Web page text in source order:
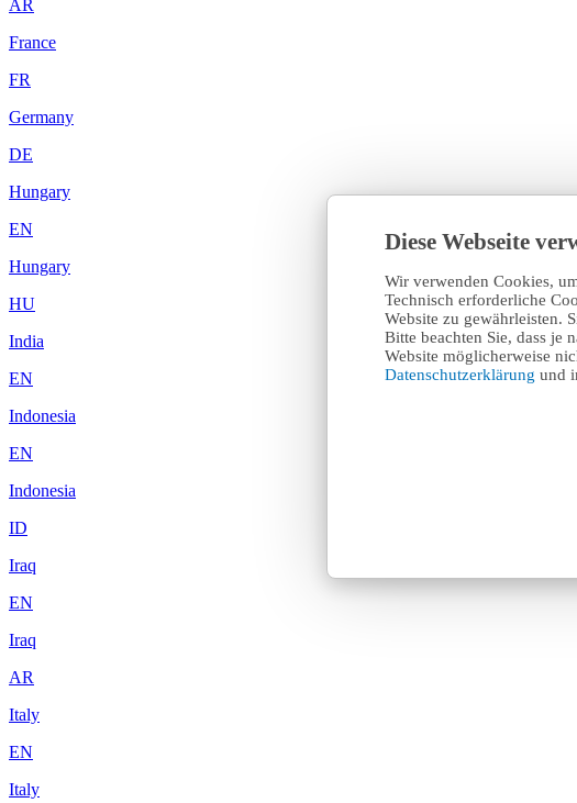
Diese Webseite
Wir verwenden Cookies,
Technisch erforderliche
Website zu gewährleisten.
Bitte beachten Sie, dass je
Website möglicherweise
Datenschutzerklärung und
AR
France
FR
Germany
DE
Hungary
EN
Hungary
HU
India
EN
Indonesia
EN
Indonesia
ID
Iraq
EN
Iraq
AR
Italy
EN
Italy